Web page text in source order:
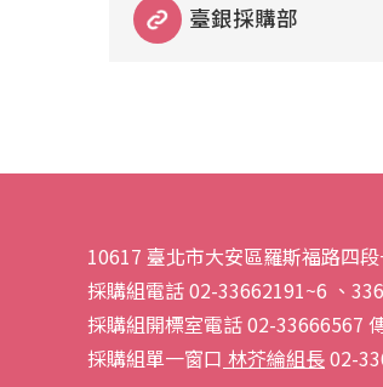
臺銀採購部
10617 臺北市大安區羅斯福路四
採購組電話 02-33662191~6 、
採購組開標室電話 02-33666567
採購組單一窗口 林芥綸組長02-